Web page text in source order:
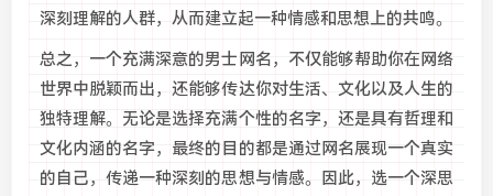
深刻理解的人群，从而建立起一种情感和思想上的共鸣。
总之，一个充满深意的男士网名，不仅能够帮助你在网络
世界中脱颖而出，还能够传达你对生活、文化以及人生的
独特理解。无论是选择充满个性的名字，还是具有哲理和
文化内涵的名字，最终的目的都是通过网名展现一个真实
的自己，传递一种深刻的思想与情感。因此，选一个深思